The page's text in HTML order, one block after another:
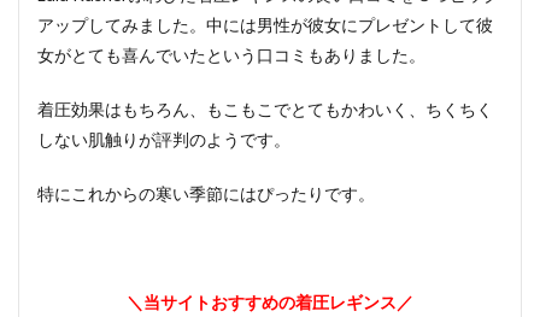
アップしてみました。中には男性が彼女にプレゼントして彼
女がとても喜んでいたという口コミもありました。
着圧効果はもちろん、もこもこでとてもかわいく、ちくちく
しない肌触りが評判のようです。
特にこれからの寒い季節にはぴったりです。
＼当サイトおすすめの着圧レギンス／